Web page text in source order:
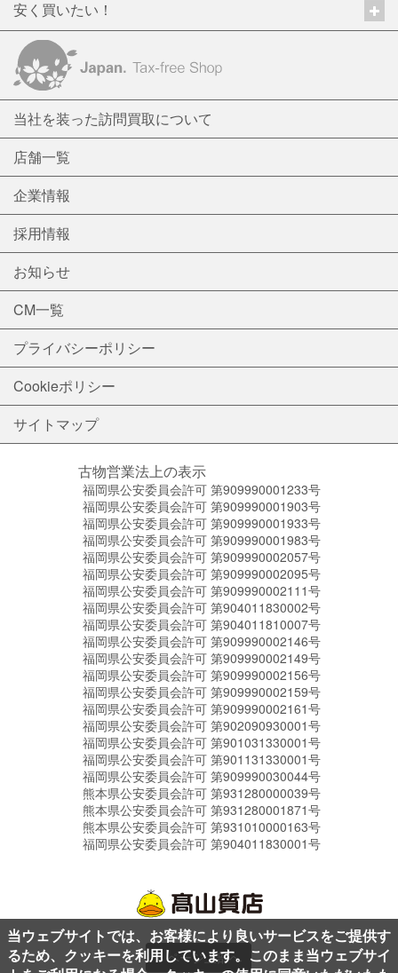
安く買いたい！
当社を装った訪問買取について
店舗一覧
企業情報
採用情報
お知らせ
CM一覧
プライバシーポリシー
Cookieポリシー
サイトマップ
古物営業法上の表示
福岡県公安委員会許可 第909990001233号
福岡県公安委員会許可 第909990001903号
福岡県公安委員会許可 第909990001933号
福岡県公安委員会許可 第909990001983号
福岡県公安委員会許可 第909990002057号
福岡県公安委員会許可 第909990002095号
福岡県公安委員会許可 第909990002111号
福岡県公安委員会許可 第904011830002号
福岡県公安委員会許可 第904011810007号
福岡県公安委員会許可 第909990002146号
福岡県公安委員会許可 第909990002149号
福岡県公安委員会許可 第909990002156号
福岡県公安委員会許可 第909990002159号
福岡県公安委員会許可 第909990002161号
福岡県公安委員会許可 第902090930001号
福岡県公安委員会許可 第901031330001号
福岡県公安委員会許可 第901131330001号
福岡県公安委員会許可 第909990030044号
熊本県公安委員会許可 第931280000039号
熊本県公安委員会許可 第931280001871号
熊本県公安委員会許可 第931010000163号
福岡県公安委員会許可 第904011830001号
ページ上部へ
当ウェブサイトでは、お客様により良いサービスをご提供す
るため、クッキーを利用しています。このまま当ウェブサイ